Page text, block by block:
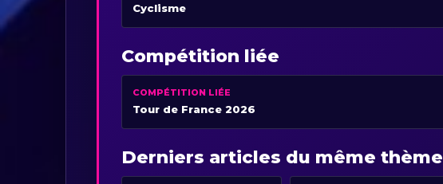
Cyclisme
Compétition liée
COMPÉTITION LIÉE
Tour de France 2026
Derniers articles du même thème